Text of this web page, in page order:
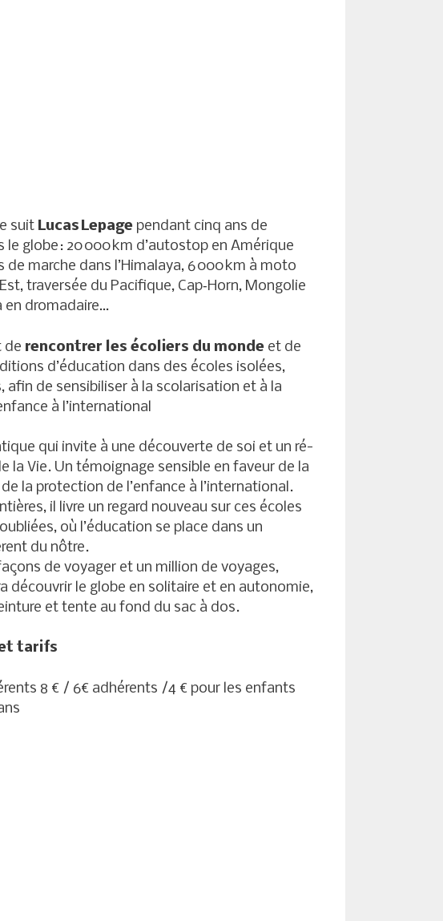
suit Lucas Lepagependant cinq ans de
le globe : 20 000 km d’autostop en Amérique
de marche dans l’Himalaya, 6 000 km à moto
traversée du Pacifique, Cap‑Horn, Mongolie
en dromadaire…
de rencontrer les écoliers du mondeet de
d’éducation dans des écoles isolées,
afin de sensibiliser à la scolarisation et à la
à l’international
qui invite à une découverte de soi et un ré-
la Vie. Un témoignage sensible en faveur de la
la protection de l’enfance à l’international.
il livre un regard nouveau sur ces écoles
où l’éducation se place dans un
du nôtre.
de voyager et un million de voyages,
découvrir le globe en solitaire et en autonomie,
et tente au fond du sac à dos.
et tarifs
8 € / 6€ adhérents /4 € pour les enfants